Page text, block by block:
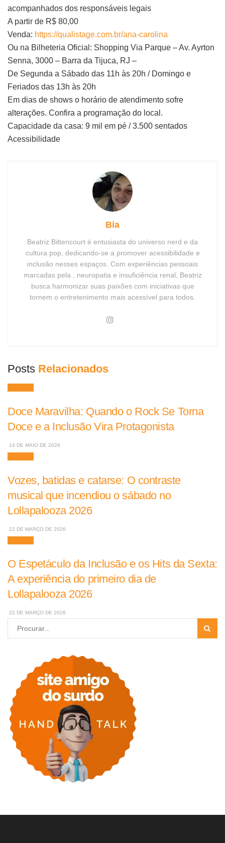
acompanhados dos responsáveis legais
A partir de R$ 80,00
Venda: https://qualistage.com.br/ana-carolina
Ou na Bilheteria Oficial: Shopping Via Parque – Av. Ayrton
Senna, 3000 – Barra da Tijuca, RJ –
De Segunda a Sábado das 11h às 20h / Domingo e
Feriados das 13h às 20h
Em dias de shows o horário de atendimento sofre
alterações. Confira a programação do local.
Capacidade da casa: 9 mil em pé / 3.500 sentados
Acessibilidade
Bia
Beatriz Bittencourt é entusiasta do universo nerd e da
cultura pop, dedicando-se a promover acessibilidade e
inclusão nesses espaços. Com experiências pessoais
marcadas pela , neuropatia e insuficiência renal, Beatriz
busca harmonizar suas paixões com iniciativas que
tornem o entretenimento mais acessível para todos.
Posts Relacionados
Doce Maravilha: Quando o Rock Se Torna
Doce e a Inclusão Vira Protagonista
14 DE MAIO DE 2026
Vozes, batidas e catarse: O contraste
musical que incendiou o sábado no
Lollapalooza 2026
22 DE MARÇO DE 2026
O Espetáculo da Inclusão e os Hits da Sexta:
A experiência do primeiro dia de
Lollapalooza 2026
22 DE MARÇO DE 2026